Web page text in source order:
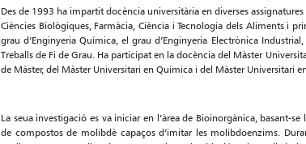
Des de 1993 ha impartit docència universitària en diverses
Ciències Biològiques, Farmàcia, Ciència i Tecnologia dels Aliments i
grau d’Enginyeria Química, el grau d’Enginyeria Electrònica
Treballs de Fi de Grau. Ha participat en la docència del Màster
de Màster, del Màster Universitari en Química i del Màster Universitari
La seua investigació es va iniciar en l’àrea de Bioinorgànica, basant-
de compostos de molibdè capaços d’imitar les molibdoenzims.